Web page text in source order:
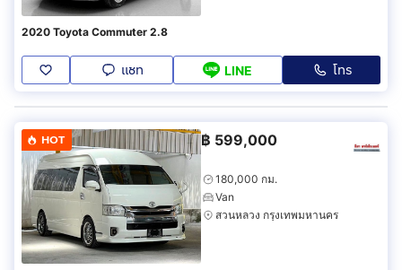
2020 Toyota Commuter 2.8
แชท LINE โทร
HOT ฿ 599,000
180,000 กม.
Van
สวนหลวง กรุงเทพมหานคร